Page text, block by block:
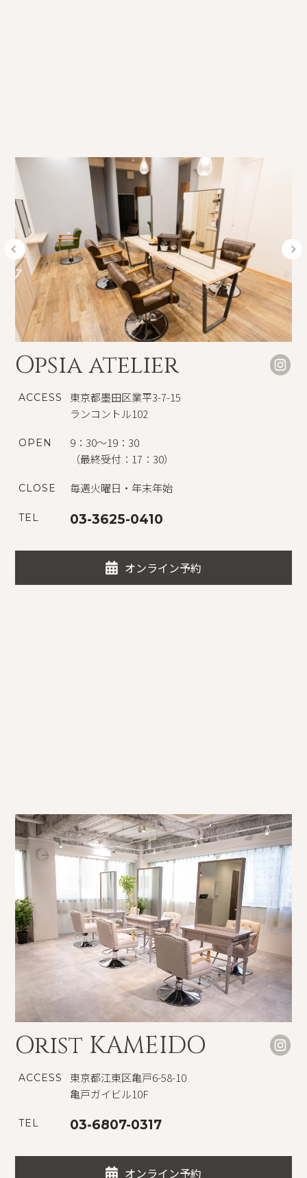
Opsia atelier
ACCESS
東京都墨田区業平3-7-15
ランコントル102
OPEN
9：30～19：30
（最終受付：17：30）
CLOSE 毎週火曜日・年末年始
TEL 03-3625-0410
オンライン予約
Orist KAMEIDO
ACCESS
東京都江東区亀戸6-58-10
亀戸ガイビル10F
TEL 03-6807-0317
オンライン予約